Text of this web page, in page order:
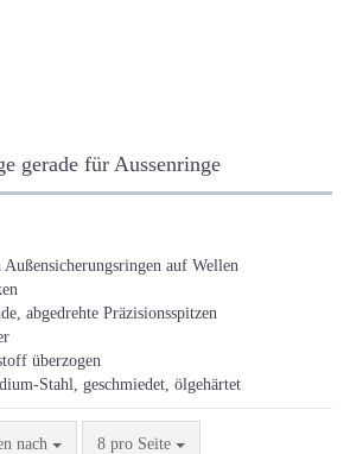
gerade für Aussenringe
auf Wellen
abgedrehte Präzisionsspitzen
überzogen
Stahl, geschmiedet, ölgehärtet
nach
nach 8 pro Seite
pro Seite